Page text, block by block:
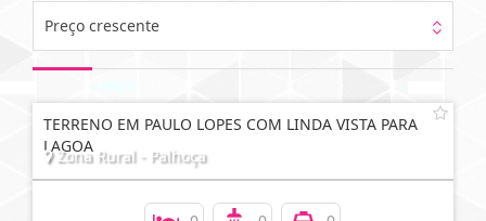
Preço crescente
TERRENO EM PAULO LOPES COM LINDA VISTA PARA
LAGOA
Zona Rural - Palhoça